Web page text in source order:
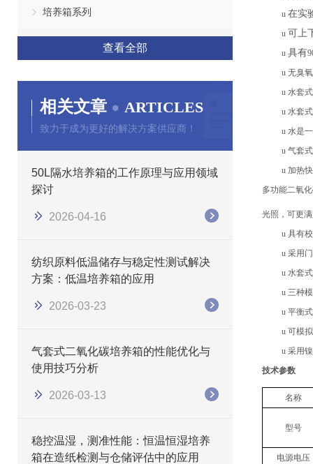
培养箱系列
查看全部
相关文章 ARTICLES
致力于成为更好的解决方案供应商！
50L隔水培养箱的工作原理与应用领域
探讨
2026-04-16
纺织原料低温储存与稳定性测试解决
方案：低温培养箱的应用
2026-03-23
气套式二氧化碳培养箱的性能优化与
使用技巧分析
2026-03-13
稳控温湿，测准性能：恒温恒湿培养
箱在造纸检测与仓储评估中的应用
u 在实
u 可上
u 具有
u 无臭
u 水套
u 水套
u 水是
u 气套
u 加热
多功能二氧
光照 ，可更
u 具有
u 采用
u 水套
u 三种
u 平衡
u 可模
u 采用
技术参数
名称
型号
电源电压